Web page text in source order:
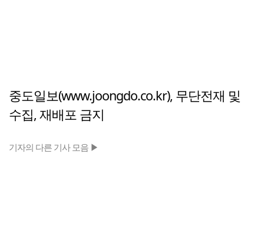
중도일보(www.joongdo.co.kr), 무단전재 및
수집, 재배포 금지
기자의 다른 기사 모음 ▶